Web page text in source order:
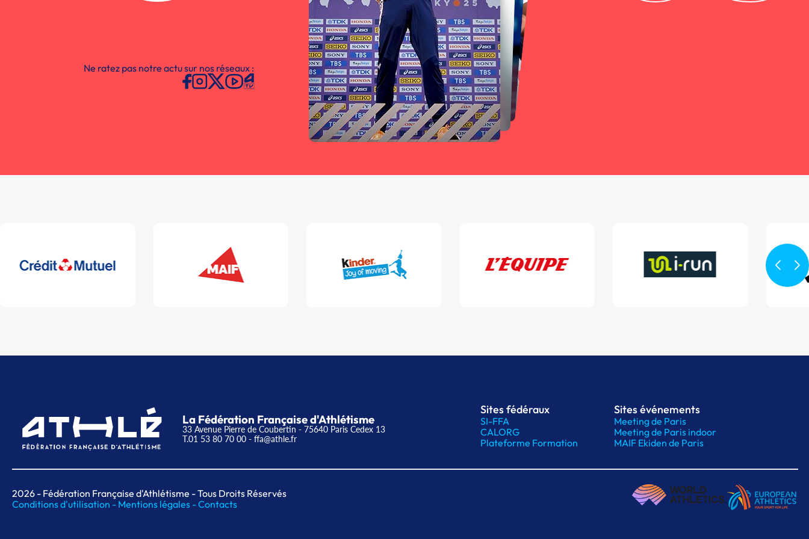
Ne ratez pas notre actu sur nos réseaux :
La Fédération Française d'Athlétisme
33 Avenue Pierre de Coubertin - 75640 Paris Cedex 13
T.01 53 80 70 00 - ffa@athle.fr
Sites fédéraux
SI-FFA
CALORG
Plateforme Formation
Sites événements
Meeting de Paris
Meeting de Paris indoor
MAIF Ekiden de Paris
2026 - Fédération Française d'Athlétisme - Tous Droits Réservés
Conditions d'utilisation - Mentions légales -Contacts